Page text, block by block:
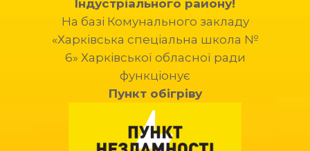
Індустріального району!
На базі Комунального закладу
«Харківська спеціальна школа №
6» Харківської обласної ради
функціонує
Пункт обігріву